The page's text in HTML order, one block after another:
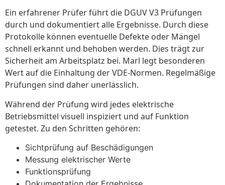
Ein erfahrener Prüfer führt die DGUV V3 Prüfungen
durch und dokumentiert alle Ergebnisse. Durch diese
Protokolle können eventuelle Defekte oder Mängel
schnell erkannt und behoben werden. Dies trägt zur
Sicherheit am Arbeitsplatz bei. Marl legt besonderen
Wert auf die Einhaltung der VDE-Normen. Regelmäßige
Prüfungen sind daher unerlässlich.
Während der Prüfung wird jedes elektrische
Betriebsmittel visuell inspiziert und auf Funktion
getestet. Zu den Schritten gehören:
Sichtprüfung auf Beschädigungen
Messung elektrischer Werte
Funktionsprüfung